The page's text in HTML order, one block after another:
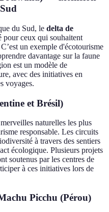
du Sud, le delta de
pour ceux qui souhaitent
un exemple d'écotourisme
davantage sur la faune
est un modèle de
avec des initiatives en
voyages.
et Brésil)
naturelles les plus
responsable. Les circuits
à travers des sentiers
écologique. Plusieurs projets
soutenus par les centres de
à ces initiatives lors de
Picchu (Pérou)